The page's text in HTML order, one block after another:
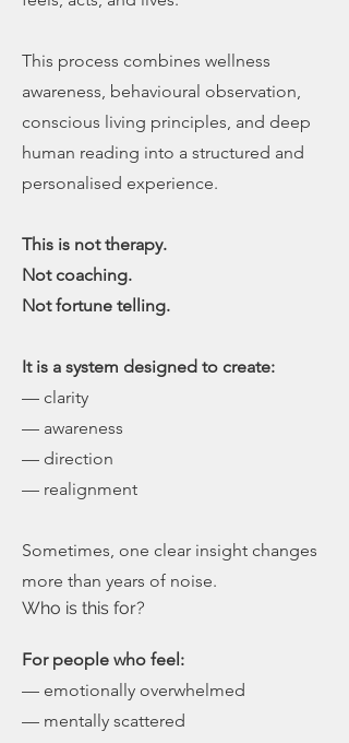
This process combines wellness
awareness, behavioural observation,
conscious living principles, and deep
human reading into a structured and
personalised experience.
This is not therapy.
Not coaching.
Not fortune telling.
It is a system designed to create:
— clarity
— awareness
— direction
— realignment
Sometimes, one clear insight changes
more than years of noise.
Who is this for?
For people who feel:
— emotionally overwhelmed
— mentally scattered